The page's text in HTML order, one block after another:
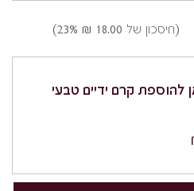
(חיסכון של 18.00 ₪ 23%)
להוספת קרם ידיים טבעי